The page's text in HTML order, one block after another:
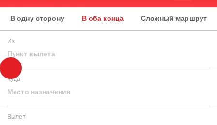
В одну сторону В оба конца Сложный маршрут
Из
Пункт вылета
Куда
Место назначения
Вылет